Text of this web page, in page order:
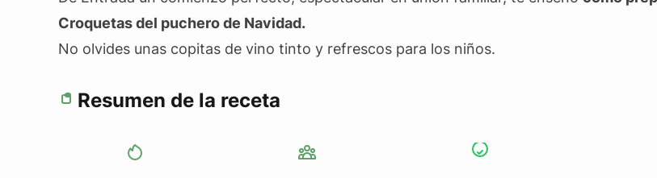
Croquetas del puchero de Navidad.
No olvides unas copitas de vino tinto y refrescos para los niños.
Resumen de la receta